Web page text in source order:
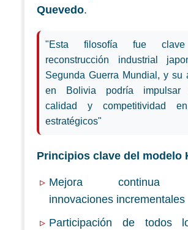
Quevedo.
"Esta filosofía fue
reconstrucción industrial
Segunda Guerra Mundial, y su
en Bolivia podría impulsar
calidad y competitividad
estratégicos"
Principios clave del modelo
Mejora continua
innovaciones incrementales
Participación de todos